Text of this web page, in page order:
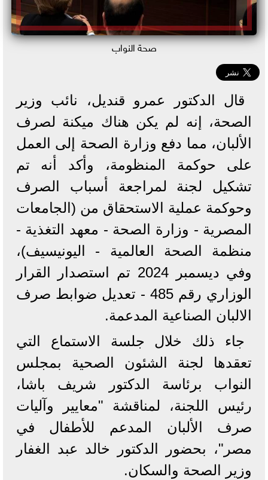
صحة النواب
قال الدكتور عمرو قنديل، نائب وزير
الصحة، إنه لم يكن هناك ميكنة لصرف
الألبان، مما دفع وزارة الصحة إلى العمل
على حوكمة المنظومة، وأكد أنه تم
تشكيل لجنة لمراجعة أسباب الصرف
وحوكمة عملية الاستحقاق من (الجامعات
المصرية - وزارة الصحة - معهد التغذية -
منظمة الصحة العالمية - اليونيسيف)،
وفي ديسمبر 2024 تم استصدار القرار
الوزاري رقم 485 - تعديل ضوابط صرف
الالبان الصناعية المدعمة.
جاء ذلك خلال جلسة الاستماع التي
تعقدها لجنة الشئون الصحية بمجلس
النواب برئاسة الدكتور شريف باشا،
رئيس اللجنة، لمناقشة "معايير وآليات
صرف الألبان المدعم للأطفال في
مصر"، بحضور الدكتور خالد عبد الغفار
وزير الصحة والسكان.